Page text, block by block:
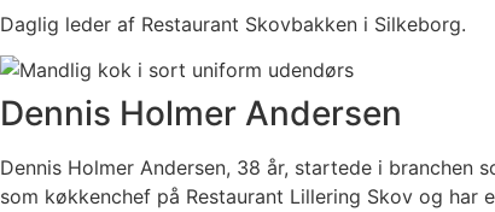
Daglig leder af Restaurant Skovbakken i Silkeborg.
Dennis Holmer Andersen
Dennis Holmer Andersen, 38 år, startede i
som køkkenchef på Restaurant Lillering Skov og